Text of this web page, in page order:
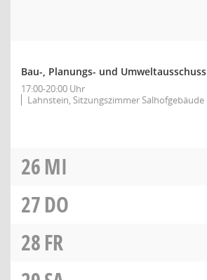
Bau-, Planungs- und Umweltausschuss
17:00-20:00 Uhr
Lahnstein, Sitzungszimmer Salhofgebäude
26MI
27DO
28FR